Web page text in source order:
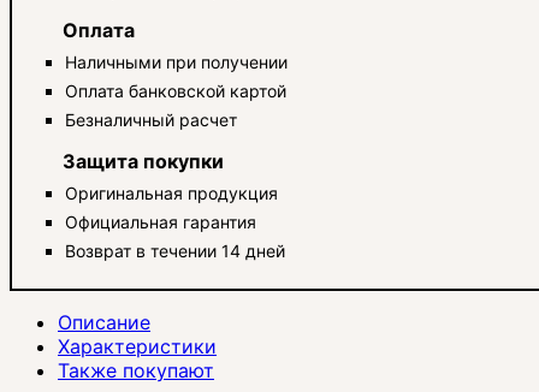
Оплата
Наличными при получении
Оплата банковской картой
Безналичный расчет
Защита покупки
Оригинальная продукция
Официальная гарантия
Возврат в течении 14 дней
Описание
Характеристики
Также покупают